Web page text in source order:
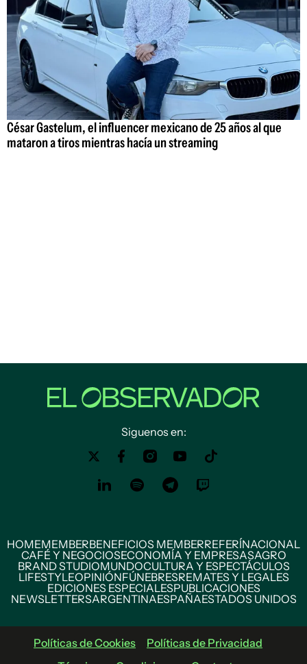
César Gastelum, el influencer mexicano de 25 años al que
mataron a tiros mientras hacía un streaming
Siguenos en:
HOMEMEMBERBENEFICIOS MEMBERREFERÍNACIONAL
CAFÉ Y NEGOCIOSECONOMÍA Y EMPRESASAGRO
BRAND STUDIOMUNDOCULTURA Y ESPECTÁCULOS
LIFESTYLEOPINIÓNFÚNEBRESREMATES Y LEGALES
EDICIONES ESPECIALESPUBLICACIONES
NEWSLETTERSARGENTINAESPAÑAESTADOS UNIDOS
Políticas de Cookies
Políticas de Privacidad